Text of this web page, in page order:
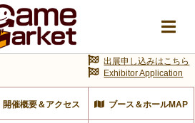
開催概要＆アクセス ブース＆ホールMAP
出展申し込みはこちら
Exhibitor Application